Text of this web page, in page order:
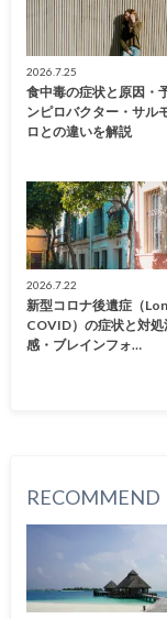
2026.7.25
食中毒の症状と原因・
ンピロバクター・サル
ロとの違いを解説
2026.7.22
新型コロナ後遺症（
COVID）の症状と対処
感・ブレインフォ…
RECOMMEND